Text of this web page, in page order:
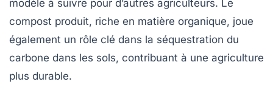
modèle à suivre pour d’autres agriculteurs. Le
compost produit, riche en matière organique, joue
également un rôle clé dans la séquestration du
carbone dans les sols, contribuant à une agriculture
plus durable.